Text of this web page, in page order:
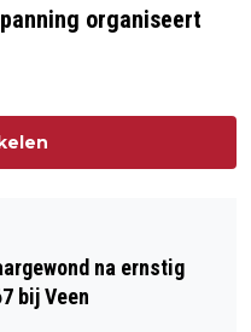
organiseert
na ernstig
bij Veen